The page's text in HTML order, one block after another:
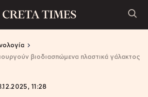
βιοδιασπώμενα πλαστικά γάλακτος
11:28